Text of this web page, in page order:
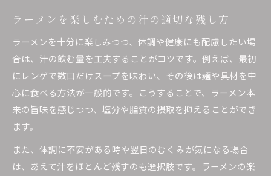
ラーメンを楽しむための汁の適切な残し方
ラーメンを十分に楽しみつつ、体調や健康にも配慮したい場
合は、汁の飲む量を工夫することがコツです。例えば、最初
にレンゲで数口だけスープを味わい、その後は麺や具材を中
心に食べる方法が一般的です。こうすることで、ラーメン本
来の旨味を感じつつ、塩分や脂質の摂取を抑えることができ
ます。
また、体調に不安がある時や翌日のむくみが気になる場合
は、あえて汁をほとんど残すのも選択肢です。ラーメンの楽